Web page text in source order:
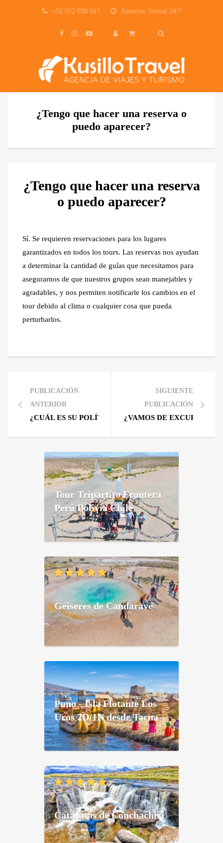
+51 952 930 615 Atención Virtual 24/7
¿Tengo que hacer una reserva o
puedo aparecer?
¿Tengo que hacer una reserva
o puedo aparecer?
Sí. Se requieren reservaciones para los lugares
garantizados en todos los tours. Las reservas nos ayudan
a determinar la cantidad de guías que necesitamos para
asegurarnos de que nuestros grupos sean manejables y
agradables, y nos permiten notificarle los cambios en el
tour debido al clima o cualquier cosa que pueda
perturbarlos.
PUBLICACIÓN
ANTERIOR
¿CUÁL ES SU POLÍTICA DE REEMBOLSO Y
SIGUIENTE
PUBLICACIÓN
¿VAMOS DE EXCURSIÓN
Tour Tripartito Frontera
Perú Bolivia Chile
Géiseres de Candarave
Puno - Isla Flotante Los
Uros 2D/1N desde Tacna
Cataratas de Conchachiri